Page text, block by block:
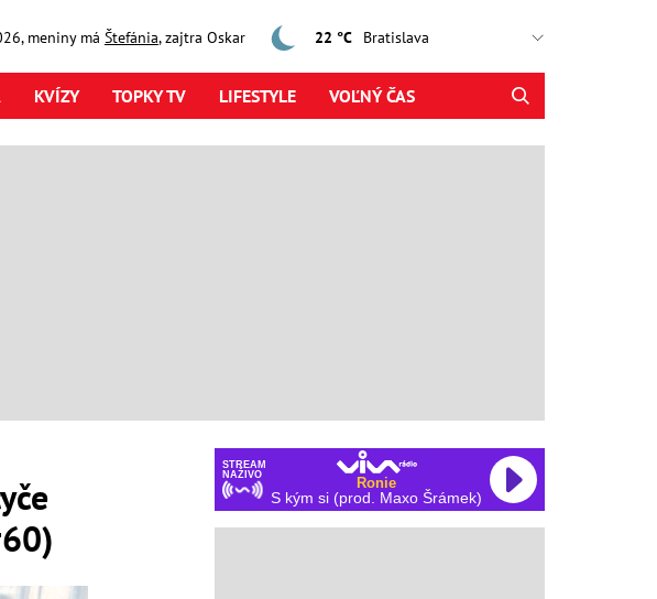
, meniny má Štefánia, zajtra Oskar 22 °C
KVÍZY TOPKY TV LIFESTYLE VOĽNÝ ČAS
STREAM
NAŽIVO
Ronie
S kým si (prod. Maxo Šrámek)